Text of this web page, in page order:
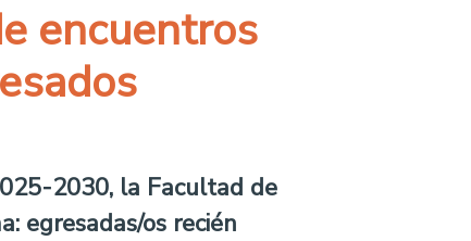
encuentros
2030, la Facultad de
egresadas/os recién